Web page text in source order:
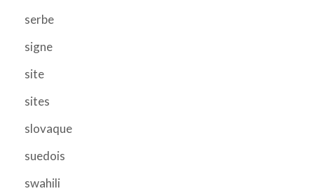
serbe
signe
site
sites
slovaque
suedois
swahili